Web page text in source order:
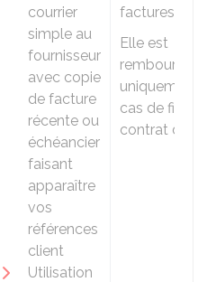
courrier
simple au
fournisseur
avec copie
de facture
récente ou
échéancier
faisant
apparaître
vos
références
client
Utilisation
factures.
Elle est
uniquement
cas de fin de
contrat